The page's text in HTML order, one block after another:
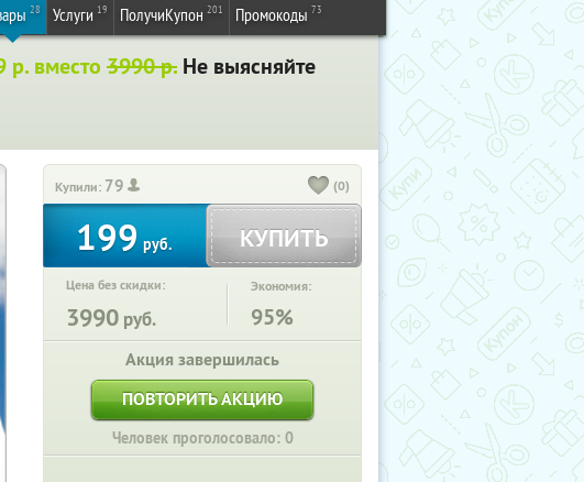
28 Услуги 19 ПолучиКупон 201 Промокоды 73
р. вместо 3990 р. Не выясняйте
Купили: 79 (0)
199 руб. КУПИТЬ
Цена без скидки:
3990 руб.
Экономия:
95%
Акция завершилась
ПОВТОРИТЬ АКЦИЮ
Человек проголосовало: 0